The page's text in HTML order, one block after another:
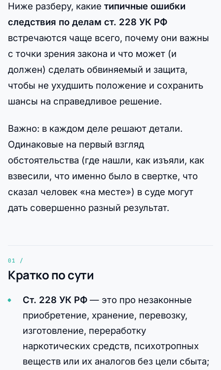
Ниже разберу, какие типичные ошибки
следствия по делам ст. 228 УК РФ
встречаются чаще всего, почему они важны
с точки зрения закона и что может (и
должен) сделать обвиняемый и защита,
чтобы не ухудшить положение и сохранить
шансы на справедливое решение.
Важно: в каждом деле решают детали.
Одинаковые на первый взгляд
обстоятельства (где нашли, как изъяли, как
взвесили, что именно было в свертке, что
сказал человек «на месте») в суде могут
дать совершенно разный результат.
Кратко по сути
Ст. 228 УК РФ— это про незаконные
приобретение, хранение, перевозку,
изготовление, переработку
наркотических средств, психотропных
веществ или их аналогов без цели сбыта;